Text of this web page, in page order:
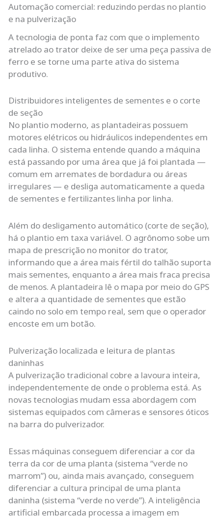
Automação comercial: reduzindo perdas no plantio
e na pulverização
A tecnologia de ponta faz com que o implemento
atrelado ao trator deixe de ser uma peça passiva de
ferro e se torne uma parte ativa do sistema
produtivo.
Distribuidores inteligentes de sementes e o corte
de seção
No plantio moderno, as plantadeiras possuem
motores elétricos ou hidráulicos independentes em
cada linha. O sistema entende quando a máquina
está passando por uma área que já foi plantada —
comum em arremates de bordadura ou áreas
irregulares — e desliga automaticamente a queda
de sementes e fertilizantes linha por linha.
Além do desligamento automático (corte de seção),
há o plantio em taxa variável. O agrônomo sobe um
mapa de prescrição no monitor do trator,
informando que a área mais fértil do talhão suporta
mais sementes, enquanto a área mais fraca precisa
de menos. A plantadeira lê o mapa por meio do GPS
e altera a quantidade de sementes que estão
caindo no solo em tempo real, sem que o operador
encoste em um botão.
Pulverização localizada e leitura de plantas
daninhas
A pulverização tradicional cobre a lavoura inteira,
independentemente de onde o problema está. As
novas tecnologias mudam essa abordagem com
sistemas equipados com câmeras e sensores óticos
na barra do pulverizador.
Essas máquinas conseguem diferenciar a cor da
terra da cor de uma planta (sistema “verde no
marrom”) ou, ainda mais avançado, conseguem
diferenciar a cultura principal de uma planta
daninha (sistema “verde no verde”). A inteligência
artificial embarcada processa a imagem em